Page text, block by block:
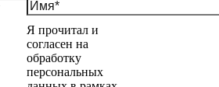
Я прочитал и
согласен на
обработку
персональных